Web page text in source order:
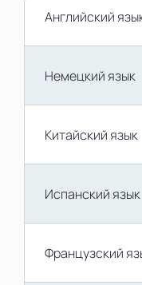
письмо 2
Подготовка
Математика
Английский
Немецкий язык
Китайский язык
Испанский язык
Французский